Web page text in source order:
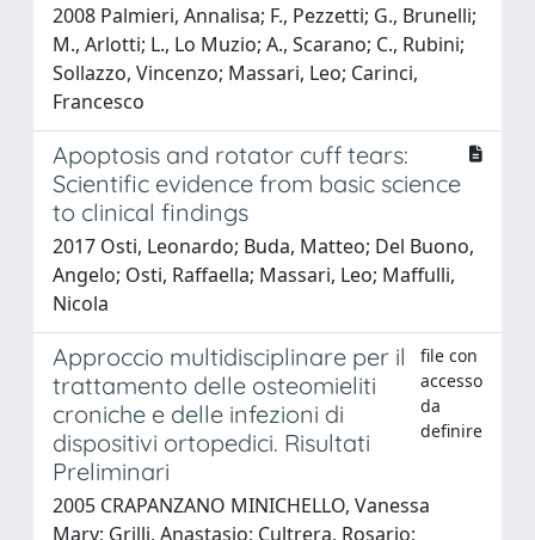
2008 Palmieri, Annalisa; F., Pezzetti; G., Brunelli;
M., Arlotti; L., Lo Muzio; A., Scarano; C., Rubini;
Sollazzo, Vincenzo; Massari, Leo; Carinci,
Francesco
Apoptosis and rotator cuff tears:
Scientific evidence from basic science
to clinical findings
2017 Osti, Leonardo; Buda, Matteo; Del Buono,
Angelo; Osti, Raffaella; Massari, Leo; Maffulli,
Nicola
Approccio multidisciplinare per il
trattamento delle osteomieliti
croniche e delle infezioni di
dispositivi ortopedici. Risultati
Preliminari
file con
accesso
da
definire
2005 CRAPANZANO MINICHELLO, Vanessa
Mary; Grilli, Anastasio; Cultrera, Rosario;